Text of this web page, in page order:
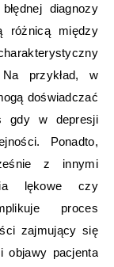
diagnozy
różnicą między
przykład, w
doświadczać
gdy w depresji
Ponadto,
z innymi
lękowe czy
proces
zajmujący się
objawy pacjenta